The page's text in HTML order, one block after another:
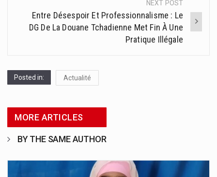
NEXT POST
Entre Désespoir Et Professionnalisme : Le
DG De La Douane Tchadienne Met Fin À Une
Pratique Illégale
Posted in: Actualité
MORE ARTICLES
BY THE SAME AUTHOR